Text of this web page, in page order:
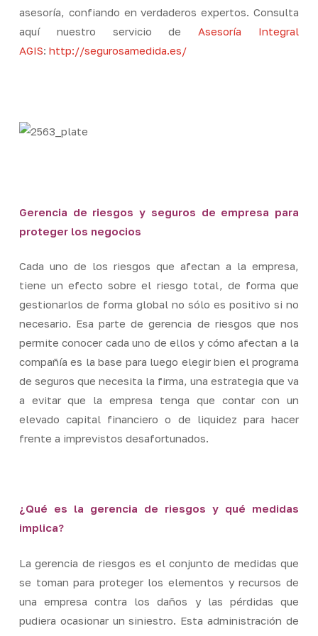
asesoría, confiando en verdaderos expertos. Consulta
aquí nuestro servicio de Asesoría Integral
AGIS: http://segurosamedida.es/
Gerencia de riesgos y seguros de empresa para
proteger los negocios
Cada uno de los riesgos que afectan a la empresa,
tiene un efecto sobre el riesgo total, de forma que
gestionarlos de forma global no sólo es positivo si no
necesario. Esa parte de gerencia de riesgos que nos
permite conocer cada uno de ellos y cómo afectan a la
compañía es la base para luego elegir bien el programa
de seguros que necesita la firma, una estrategia que va
a evitar que la empresa tenga que contar con un
elevado capital financiero o de liquidez para hacer
frente a imprevistos desafortunados.
¿Qué es la gerencia de riesgos y qué medidas
implica?
La gerencia de riesgos es el conjunto de medidas que
se toman para proteger los elementos y recursos de
una empresa contra los daños y las pérdidas que
pudiera ocasionar un siniestro. Esta administración de